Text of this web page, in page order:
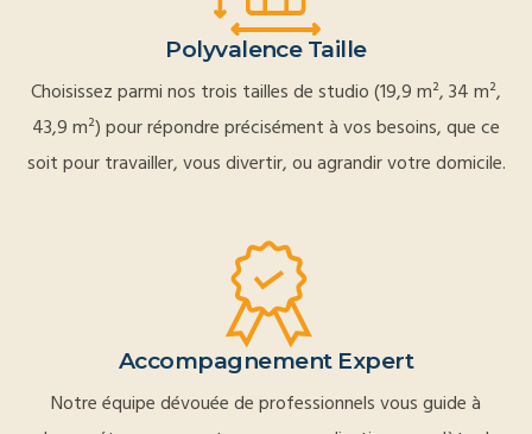
Polyvalence Taille
Choisissez parmi nos trois tailles de studio (19,9 m², 34 m²,
43,9 m²) pour répondre précisément à vos besoins, que ce
soit pour travailler, vous divertir, ou agrandir votre domicile.
Accompagnement Expert
Notre équipe dévouée de professionnels vous guide à